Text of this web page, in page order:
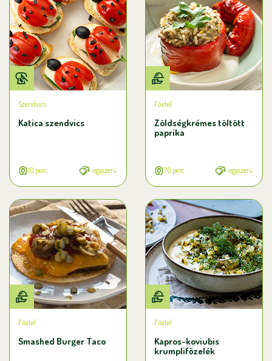
Szendvics
Katica szendvics
10 perc egyszerű
Főétel
Zöldségkrémes töltött
paprika
70 perc egyszerű
Főétel
Smashed Burger Taco
Főétel
Kapros-koviubis
krumplifőzelék